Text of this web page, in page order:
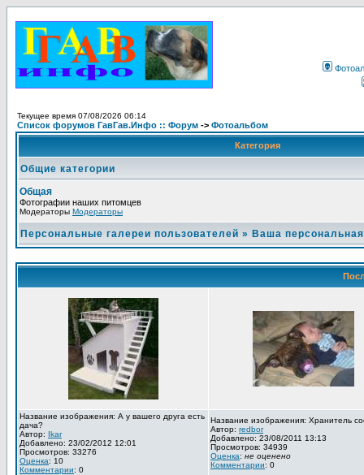
Текущее время 07/08/2026 06:14
Список форумов ГавГав.Инфо :: Форум -> Фотоальбом
Категория
Общие категории
Общая
Фотографии наших питомцев
Модераторы Модераторы
Персональные галереи пользователей » Ваша
Название изображения: А у вашего друга есть
дача?
Автор: Ikar
Добавлено: 23/02/2012 12:01
Просмотров: 33276
Оценка: 10
Комментарии: 0
Название изображения: Хранитель
Автор: redbor
Добавлено: 23/08/2011 13:13
Просмотров: 34939
Оценка: не оценено
Комментарии: 0